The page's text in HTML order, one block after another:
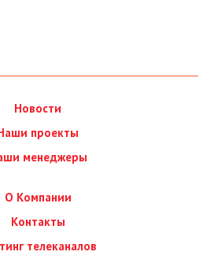
Новости
проекты
менеджеры
О Компании
Контакты
телеканалов